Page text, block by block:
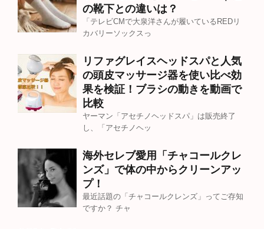
の靴下との違いは？
「テレビCMで大泉洋さんが履いているREDリ
カバリーソックスっ
リファグレイスヘッドスパと人気
の頭皮マッサージ器を使い比べ効
果を検証！ブラシの動きを動画で
比較
ヤーマン「アセチノヘッドスパ」は販売終了
し、「アセチノヘッ
海外セレブ愛用「チャコールクレ
ンズ」で体の中からクリーンアッ
プ！
最近話題の「チャコールクレンズ」ってご存知
ですか？ チャ